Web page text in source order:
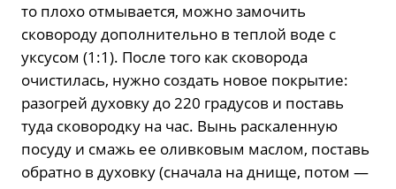
то плохо отмывается, можно замочить
сковороду дополнительно в теплой воде с
уксусом (1:1). После того как сковорода
очистилась, нужно создать новое покрытие:
разогрей духовку до 220 градусов и поставь
туда сковородку на час. Вынь раскаленную
посуду и смажь ее оливковым маслом, поставь
обратно в духовку (сначала на днище, потом —